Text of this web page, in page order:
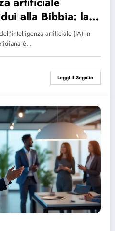
alla Bibbia: la
Célérier, il
artificiale (IA) in
è…
Leggi Il Seguito